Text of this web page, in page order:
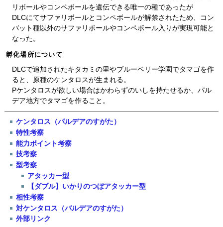
リボールやコンペボールを遺伝できる唯一の種であったが
DLCにてサファリボールとコンペボールが解禁されたため、コン
バット種以外のサファリボールやコンペボール入りが実現可能と
なった。
孵化場所について
DLCで追加されたキタカミの里やブルーベリー学園でタマゴを作
ると、原種のケンタロスが生まれる。
Pケンタロスが欲しい場合はかわらずのいしを持たせるか、パル
デア地方でタマゴを作ること。
ケンタロス（パルデアのすがた）
特性考察
能力ポイント考察
技考察
型考察
アタッカー型
【ダブル】いかりのつぼアタッカー型
相性考察
対ケンタロス（バルデアのすがた）
外部リンク